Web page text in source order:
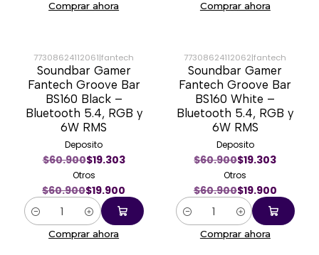
Comprar ahora Comprar ahora
-67%
77308624112061|fantech
Soundbar Gamer
Fantech Groove Bar
BS160 Black –
Bluetooth 5.4, RGB y
6W RMS
Deposito
$60.900$19.303
Otros
$60.900$19.900
Cantidad
Comprar ahora
-67%
77308624112062|fantech
Soundbar Gamer
Fantech Groove Bar
BS160 White –
Bluetooth 5.4, RGB y
6W RMS
Deposito
$60.900$19.303
Otros
$60.900$19.900
Cantidad
Comprar ahora